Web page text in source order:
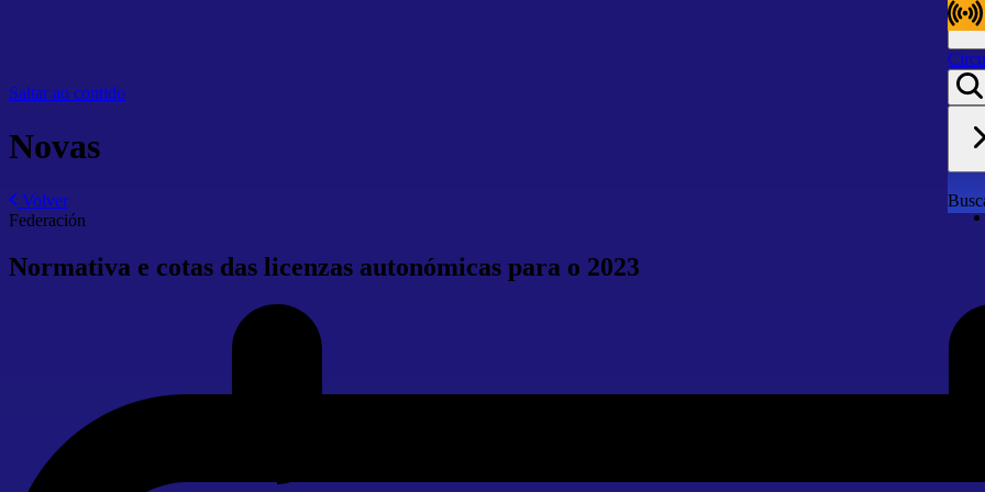
Saltar ao contido
Novas
Volver
Federación
Normativa e cotas das licenzas autonómicas para o 2023